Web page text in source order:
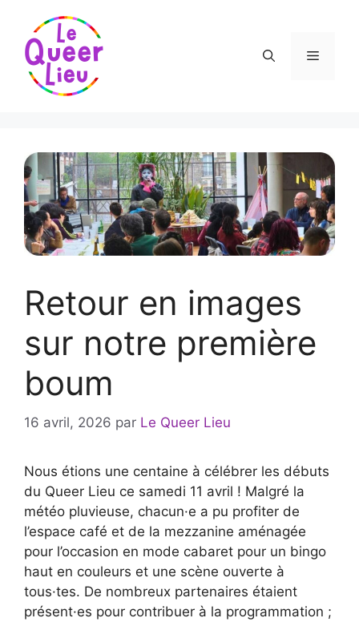
contenu
Menu
Retour en images
sur notre première
boum
16 avril, 2026 par Le Queer Lieu
Nous étions une centaine à célébrer les débuts
du Queer Lieu ce samedi 11 avril ! Malgré la
météo pluvieuse, chacun·e a pu profiter de
l’espace café et de la mezzanine aménagée
pour l’occasion en mode cabaret pour un bingo
haut en couleurs et une scène ouverte à
tous·tes. De nombreux partenaires étaient
présent·es pour contribuer à la programmation ;